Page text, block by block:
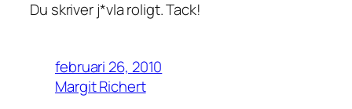
Du skriver j*vla roligt. Tack!
februari 26, 2010
Margit Richert